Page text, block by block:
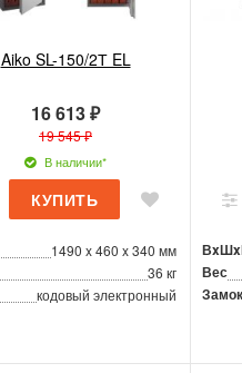
Aiko SL-150/2Т EL
16 613 ₽
19 545 ₽
В наличии*
1490 x 460 x 340 мм
36 кг
кодовый электронный
Вес
Замок